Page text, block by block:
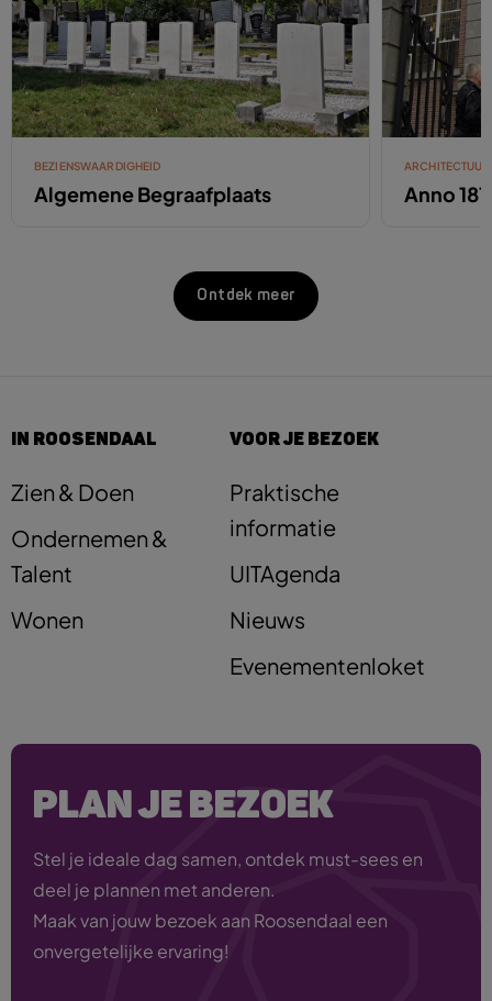
BEZIENSWAARDIGHEID
Algemene Begraafplaats
ARCHITECTUUR
Anno
Ontdek meer
IN ROOSENDAAL
Zien & Doen
Ondernemen &
Talent
Wonen
VOOR JE BEZOEK
Praktische
informatie
UITAgenda
Nieuws
Evenementenloket
PLAN JE BEZOEK
Stel je ideale dag samen, ontdek must-sees en
deel je plannen met anderen.
Maak van jouw bezoek aan Roosendaal een
onvergetelijke ervaring!